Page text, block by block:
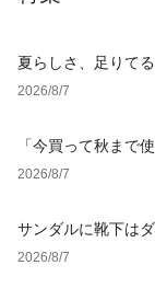
夏らしさ、足りて
2026/8/7
「今買って秋まで
タイルとNGな着こ
2026/8/7
サンダルに靴下は
と男女別おすすめコ
2026/8/7